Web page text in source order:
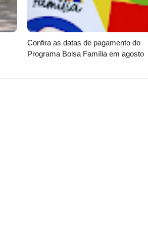
Confira as datas de pagamento do
Programa Bolsa Família em agosto